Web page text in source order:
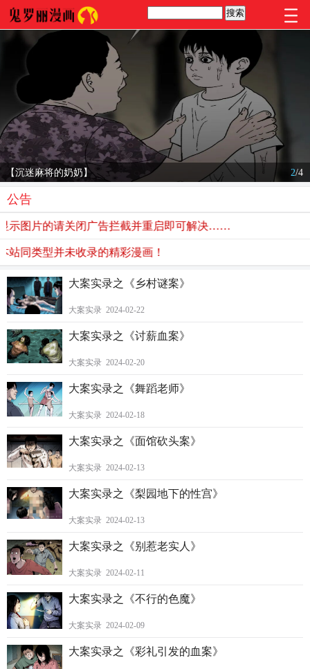
【沉迷麻将的奶奶】 2/4
公告
图片的请关闭广告拦截并重启即可解决……
同类型并未收录的精彩漫画！
大案实录之《乡村谜案》
大案实录 2024-02-22
大案实录之《讨薪血案》
大案实录 2024-02-20
大案实录之《舞蹈老师》
大案实录 2024-02-18
大案实录之《面馆砍头案》
大案实录 2024-02-13
大案实录之《梨园地下的性宫》
大案实录 2024-02-13
大案实录之《别惹老实人》
大案实录 2024-02-11
大案实录之《不行的色魔》
大案实录 2024-02-09
大案实录之《彩礼引发的血案》